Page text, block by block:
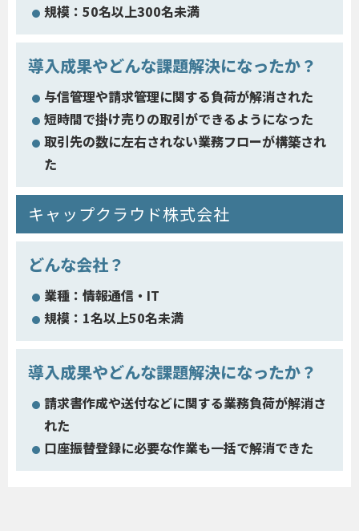
規模：50名以上300名未満
導入成果やどんな課題解決になったか？
与信管理や請求管理に関する負荷が解消された
短時間で掛け売りの取引ができるようになった
取引先の数に左右されない業務フローが構築され
た
キャップクラウド株式会社
どんな会社？
業種：情報通信・IT
規模：1名以上50名未満
導入成果やどんな課題解決になったか？
請求書作成や送付などに関する業務負荷が解消さ
れた
口座振替登録に必要な作業も一括で解消できた